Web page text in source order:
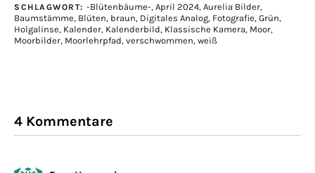
SCHLAGWORT: -Blütenbäume-, April 2024, Aurelia Bilder,
Baumstämme, Blüten, braun, Digitales Analog, Fotografie, Grün,
Holgalinse, Kalender, Kalenderbild, Klassische Kamera, Moor,
Moorbilder, Moorlehrpfad, verschwommen, weiß
4 Kommentare